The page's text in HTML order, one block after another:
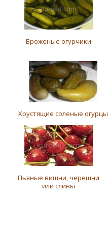
Броженые огурчики
Хрустящие соленые огурцы
Пьяные вишни, черешни
или сливы